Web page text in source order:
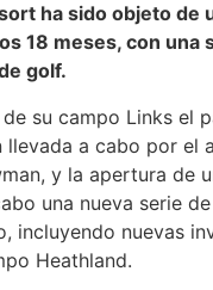
ha sido objeto de
18 meses, con una
golf.
su campo Links el
a cabo por el
y la apertura de
una nueva serie
incluyendo nuevas
Heathland.